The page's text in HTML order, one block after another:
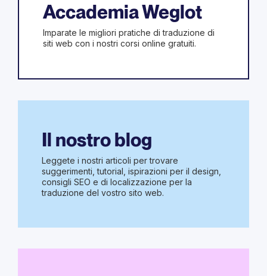
Accademia Weglot
Imparate le migliori pratiche di traduzione di
siti web con i nostri corsi online gratuiti.
Il nostro blog
Leggete i nostri articoli per trovare
suggerimenti, tutorial, ispirazioni per il design,
consigli SEO e di localizzazione per la
traduzione del vostro sito web.